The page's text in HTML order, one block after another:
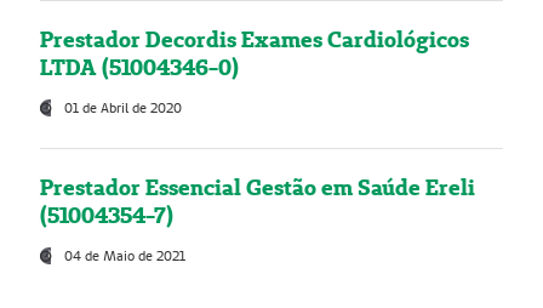
Prestador Decordis Exames Cardiológicos
LTDA (51004346-0)
01 de Abril de 2020
Prestador Essencial Gestão em Saúde Ereli
(51004354-7)
04 de Maio de 2021